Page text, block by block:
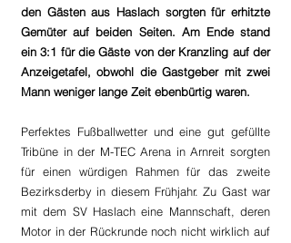
den Gästen aus Haslach sorgten für erhitzte
Gemüter auf beiden Seiten. Am Ende stand
ein 3:1 für die Gäste von der Kranzling auf der
Anzeigetafel, obwohl die Gastgeber mit zwei
Mann weniger lange Zeit ebenbürtig waren.
Perfektes Fußballwetter und eine gut gefüllte
Tribüne in der M-TEC Arena in Arnreit sorgten
für einen würdigen Rahmen für das zweite
Bezirksderby in diesem Frühjahr. Zu Gast war
mit dem SV Haslach eine Mannschaft, deren
Motor in der Rückrunde noch nicht wirklich auf